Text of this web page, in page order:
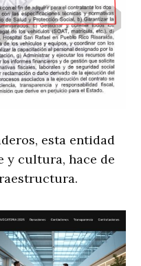
esta entidad
y cultura, hace de